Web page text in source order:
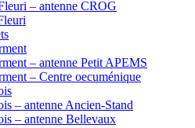
– antenne CROG
– antenne Petit APEMS
– Centre oecuménique
– antenne Ancien-Stand
– antenne Bellevaux